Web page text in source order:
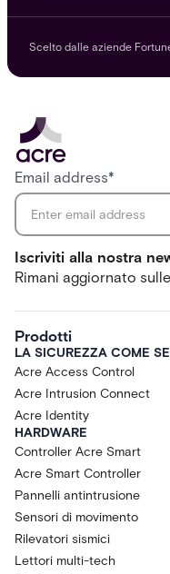
Scelto dalle aziende
Iscriviti alla nostra
Rimani aggiornato
Email address*
Prodotti
LA SICUREZZA COME
Acre Access Control
Acre Intrusion Connect
Acre Identity
HARDWARE
Controller Acre Smart
Acre Smart Controller
Pannelli antintrusione
Sensori di movimento
Rilevatori sismici
Lettori multi-tech